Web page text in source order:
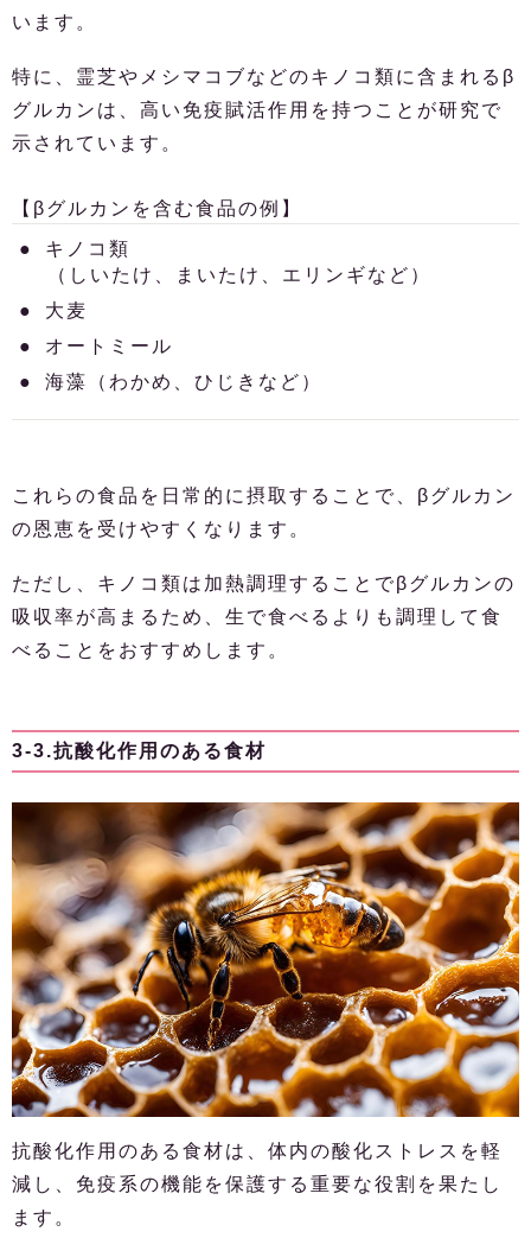
います。
特に、霊芝やメシマコブなどのキノコ類に含まれるβ
グルカンは、高い免疫賦活作用を持つことが研究で
示されています。
【βグルカンを含む食品の例】
キノコ類
（しいたけ、まいたけ、エリンギなど）
大麦
オートミール
海藻（わかめ、ひじきなど）
これらの食品を日常的に摂取することで、βグルカン
の恩恵を受けやすくなります。
ただし、キノコ類は加熱調理することでβグルカンの
吸収率が高まるため、生で食べるよりも調理して食
べることをおすすめします。
3-3.抗酸化作用のある食材
抗酸化作用のある食材は、体内の酸化ストレスを軽
減し、免疫系の機能を保護する重要な役割を果たし
ます。